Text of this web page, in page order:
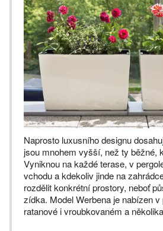
Naprosto luxusního designu
jsou mnohem vyšší, než ty běžné,
Vyniknou na každé terase, v
vchodu a kdekoliv jinde na
rozdělit konkrétní prostory, neboť
zídka. Model Werbena je nabízen
ratanové i vroubkovaném a